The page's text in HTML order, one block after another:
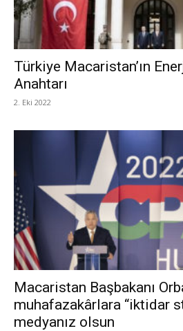
Türkiye Macaristan’ın
Anahtarı
2. Eki 2022
Macaristan Başbakanı
muhafazakârlara “iktidar
medyanız olsun